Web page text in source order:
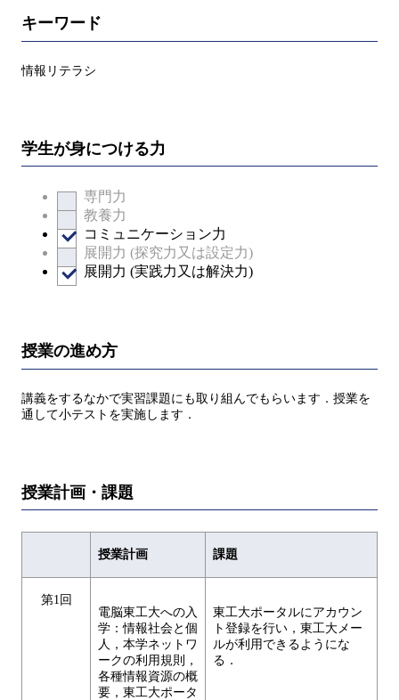
キーワード
情報リテラシ
学生が身につける力
専門力
教養力
コミュニケーション力
展開力 (探究力又は設定力)
展開力 (実践力又は解決力)
授業の進め方
講義をするなかで実習課題にも取り組んでもらいます．授業を
通して小テストを実施します．
授業計画・課題
授業計画 課題
第1回
電脳東工大への入
学：情報社会と個
人，本学ネットワ
ークの利用規則，
各種情報資源の概
要，東工大ポータ
東工大ポータルにアカウン
ト登録を行い，東工大メー
ルが利用できるようにな
る．